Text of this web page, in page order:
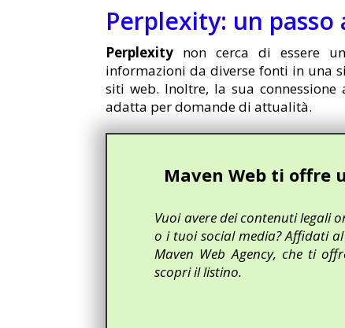
Perplexity: un
Perplexity non cerca di essere
informazioni da diverse fonti in una
siti web. Inoltre, la sua
adatta per domande di attualità.
Maven Web ti offre
Vuoi avere dei contenuti legali
o i tuoi social media? Affidati
Maven Web Agency, che ti
scopri il listino.